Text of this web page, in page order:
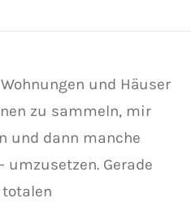
und Häuser
zu sammeln, mir
und dann manche
umzusetzen. Gerade